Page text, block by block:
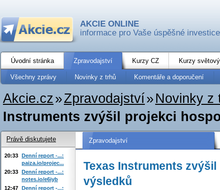
AKCIE ONLINE
informace pro Vaše úspěšné investice
Úvodní stránka Zpravodajství Kurzy CZ Kurzy
Všechny zprávy Novinky z trhů Komentáře a doporučení
Akcie.cz»Zpravodajství» Novinky z
Instruments zvýšil projekci
Zpravodajství
Texas Instruments
výsledků
Právě diskutujete
20:33 Denní report -...:
paiza.io/projec...
20:33 Denní report -...:
notes.io/e6iyb
12:47 Denní report -...: